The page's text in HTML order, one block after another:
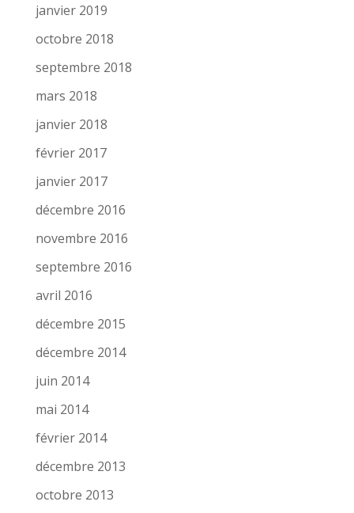
janvier 2019
octobre 2018
septembre 2018
mars 2018
janvier 2018
février 2017
janvier 2017
décembre 2016
novembre 2016
septembre 2016
avril 2016
décembre 2015
décembre 2014
juin 2014
mai 2014
février 2014
décembre 2013
octobre 2013